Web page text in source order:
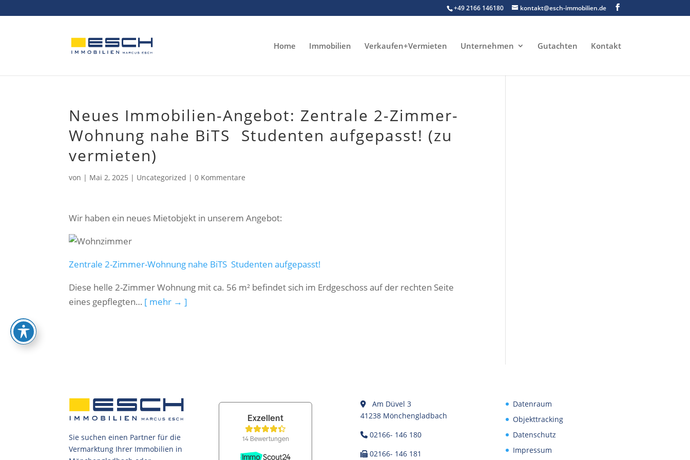
to
+49 2166 146180 kontakt@esch-immobilien.de
Home Immobilien Verkaufen+Vermieten Unternehmen Gutachten Kontakt
Neues Immobilien-Angebot: Zentrale 2-Zimmer-
Wohnung nahe BiTS  Studenten aufgepasst! (zu
vermieten)
von | Mai 2, 2025 | Uncategorized |0 Kommentare
Wir haben ein neues Mietobjekt in unserem Angebot:
Zentrale 2-Zimmer-Wohnung nahe BiTS  Studenten aufgepasst!
Diese helle 2-Zimmer Wohnung mit ca. 56 m² befindet sich im Erdgeschoss auf der rechten Seite
eines gepflegten… [ mehr → ]
Sie suchen einen Partner für die
Vermarktung Ihrer Immobilien in
Am Düvel 3
41238 Mönchengladbach
02166- 146 180
02166- 146 181
Datenraum
Objekttracking
Datenschutz
Impressum